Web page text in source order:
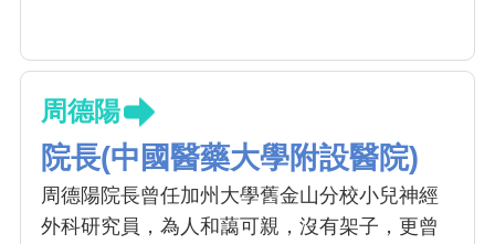
周德陽
院長(中國醫藥大學附設醫院)
周德陽院長曾任加州大學舊金山分校小兒神經
外科研究員，為人和藹可親，沒有架子，更曾